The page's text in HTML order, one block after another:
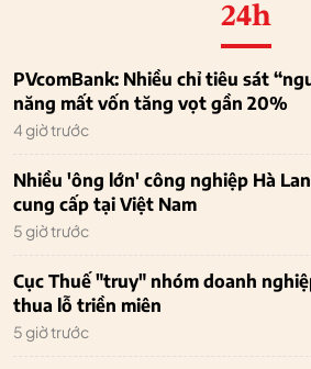
24h
PVcomBank: Nhiều chỉ tiêu sát
năng mất vốn tăng vọt gần 20%
4 giờ trước
Nhiều 'ông lớn' công nghiệp Hà
cung cấp tại Việt Nam
5 giờ trước
Cục Thuế "truy" nhóm doanh
thua lỗ triền miên
5 giờ trước